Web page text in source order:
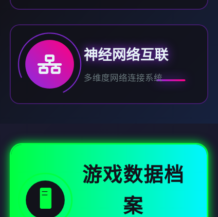
神经网络互联
多维度网络连接系统
🖥️
游戏数据档
案